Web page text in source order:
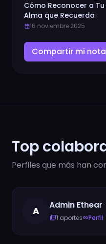
Cómo Reconocer a
Alma que Recuerda
event16 noviembre 2025
Compartir mi nota
Top
Perfiles que más han
A Admin Ethear
library_books1 aporteslinkPerfil